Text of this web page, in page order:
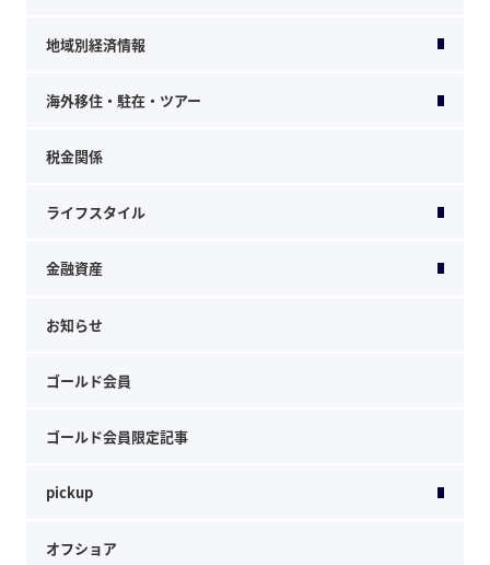
地域別経済情報
海外移住・駐在・ツアー
税金関係
ライフスタイル
金融資産
お知らせ
ゴールド会員
ゴールド会員限定記事
pickup
オフショア